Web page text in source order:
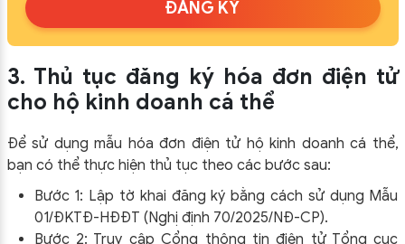
ĐĂNG KÝ
3. Thủ tục đăng ký hóa đơn điện tử
cho hộ kinh doanh cá thể
Để sử dụng mẫu hóa đơn điện tử hộ kinh doanh cá thể,
bạn có thể thực hiện thủ tục theo các bước sau:
Bước 1: Lập tờ khai đăng ký bằng cách sử dụng Mẫu
01/ĐKTĐ-HĐĐT (Nghị định 70/2025/NĐ-CP).
Bước 2: Truy cập Cổng thông tin điện tử Tổng cục